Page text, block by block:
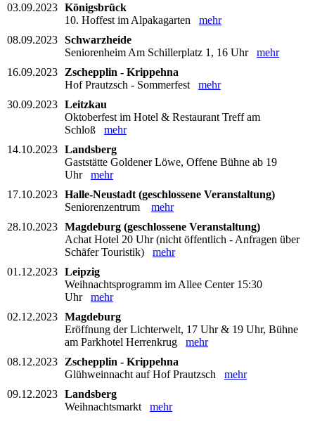
03.09.2023 Königsbrück
10. Hoffest im Alpakagarten mehr
08.09.2023 Schwarzheide
Seniorenheim Am Schillerplatz 1, 16 Uhr mehr
16.09.2023
Zschepplin - Krippehna
Hof Prautzsch - Sommerfest mehr
30.09.2023 Leitzkau
Oktoberfest im Hotel & Restaurant Treff am
Schloß mehr
14.10.2023 Landsberg
Gaststätte Goldener Löwe, Offene Bühne ab 19
Uhr mehr
17.10.2023 Halle-Neustadt (geschlossene Veranstaltung)
Seniorenzentrum mehr
28.10.2023 Magdeburg (geschlossene Veranstaltung)
Achat Hotel 20 Uhr (nicht öffentlich - Anfragen über
Schäfer Touristik) mehr
01.12.2023 Leipzig
Weihnachtsprogramm im Allee Center 15:30
Uhr mehr
02.12.2023 Magdeburg
Eröffnung der Lichterwelt, 17 Uhr & 19 Uhr, Bühne
am Parkhotel Herrenkrug mehr
08.12.2023
Zschepplin - Krippehna
Glühweinnacht auf Hof Prautzsch mehr
09.12.2023 Landsberg
Weihnachtsmarkt mehr